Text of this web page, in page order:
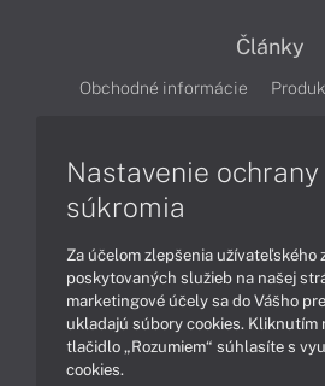
Články
Obchodné informácie
Ako nakupovať
Možnosti
Podpora a servis
Servisné
Kontakty
Nastavenie ochrany
súkromia
Za účelom zlepšenia užívateľského
poskytovaných služieb na našej
marketingové účely sa do Vášho
ukladajú súbory cookies. Kliknutím
tlačidlo „Rozumiem“ súhlasíte s
cookies.